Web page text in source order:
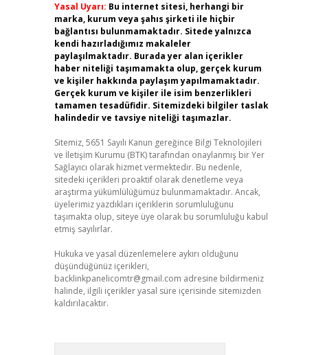
Yasal Uyarı: Bu internet sitesi, herhangi bir
marka, kurum veya şahıs şirketi ile hiçbir
bağlantısı bulunmamaktadır. Sitede yalnızca
kendi hazırladığımız makaleler
paylaşılmaktadır. Burada yer alan içerikler
haber niteliği taşımamakta olup, gerçek kurum
ve kişiler hakkında paylaşım yapılmamaktadır.
Gerçek kurum ve kişiler ile isim benzerlikleri
tamamen tesadüfidir. Sitemizdeki bilgiler taslak
halindedir ve tavsiye niteliği taşımazlar.
Sitemiz, 5651 Sayılı Kanun gereğince Bilgi Teknolojileri
ve İletişim Kurumu (BTK) tarafından onaylanmış bir Yer
Sağlayıcı olarak hizmet vermektedir. Bu nedenle,
sitedeki içerikleri proaktif olarak denetleme veya
araştırma yükümlülüğümüz bulunmamaktadır. Ancak,
üyelerimiz yazdıkları içeriklerin sorumluluğunu
taşımakta olup, siteye üye olarak bu sorumluluğu kabul
etmiş sayılırlar.
Hukuka ve yasal düzenlemelere aykırı olduğunu
düşündüğünüz içerikleri,
backlinkpanelicomtr@gmail.com adresine bildirmeniz
halinde, ilgili içerikler yasal süre içerisinde sitemizden
kaldırılacaktır.